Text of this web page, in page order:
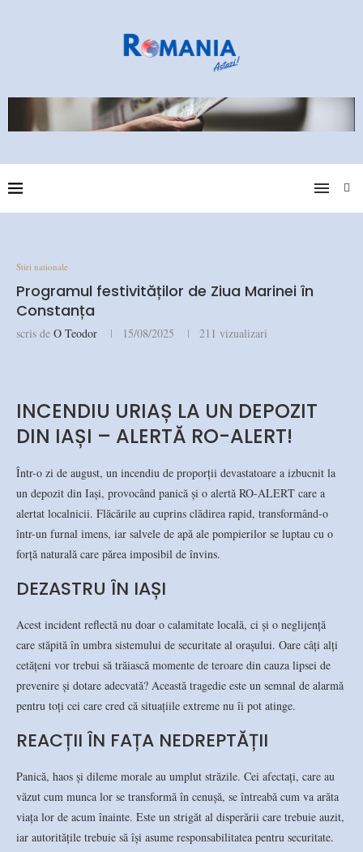
Stiri nationale
Programul festivităților de Ziua Marinei în
Constanța
scris de O Teodor 15/08/2025 211 vizualizari
INCENDIU URIAȘ LA UN DEPOZIT
DIN IAȘI – ALERTĂ RO-ALERT!
Într-o zi de august, un incendiu de proporții devastatoare a izbucnit la
un depozit din Iași, provocând panică și o alertă RO-ALERT care a
alertat localnicii. Flăcările au cuprins clădirea rapid, transformând-o
într-un furnal imens, iar salvele de apă ale pompierilor se luptau cu o
forță naturală care părea imposibil de învins.
DEZASTRU ÎN IAȘI
Acest incident reflectă nu doar o calamitate locală, ci și o neglijență
care stăpită în umbra sistemului de securitate al orașului. Oare câți alți
cetățeni vor trebui să trăiască momente de teroare din cauza lipsei de
prevenire și dotare adecvată? Această tragedie este un semnal de alarmă
pentru toți cei care cred că situațiile extreme nu îi pot atinge.
REACȚII ÎN FAȚA NEDREPTĂȚII
Panică, haos și dileme morale au umplut străzile. Cei afectați, care au
văzut cum munca lor se transformă în cenușă, se întreabă cum va arăta
viața lor de acum înainte. Este un strigăt al disperării care trebuie auzit,
iar autoritățile trebuie să își asume responsabilitatea pentru securitate.